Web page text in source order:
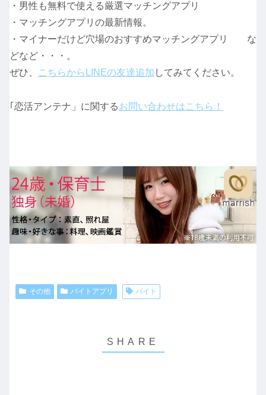
・男性も無料で使える厳選マッチングアプリ
・マッチングアプリの最新情報。
・マイナーだけど穴場のおすすめマッチングアプリ な
どなど・・・。
ぜひ、
こちらからLINEの友達追加 してみてください。
｢恋活アンテナ」に関するお問い合わせはこちら！
その他 バイトアプリ バイト